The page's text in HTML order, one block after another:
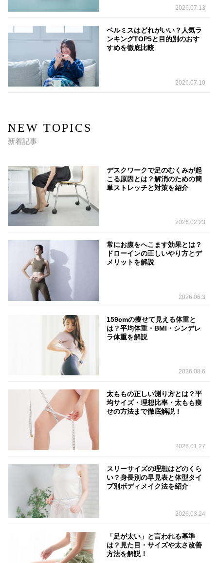
2026.07.13
ベルミスはどれがいい？人気ラ
ンキングTOP5と目的別のおす
すめを徹底比較
2026.07.10
NEW TOPICS
新着記事
デスクワークで足のむくみが起
こる原因とは？解消のための簡
単ストレッチと対策を紹介
2026.02.23
常にお腹をへこます効果とは？
ドローインの正しいやり方とデ
メリットを解説
2026.06.3
159cmの痩せて見える体重と
は？平均体重・BMI・シンデレ
ラ体重を解説
2026.08.6
太ももの正しい測り方とは？平
均サイズ・理想比率・太もも痩
せの方法まで徹底解説！
2026.01.27
スリーサイズの理想はどのくら
い？身長別の早見表と体型タイ
プ別ボディメイク法を紹介
2026.03.24
「足が太い」と言われる基準
は？見た目・サイズや太さ改善
方法を解説！